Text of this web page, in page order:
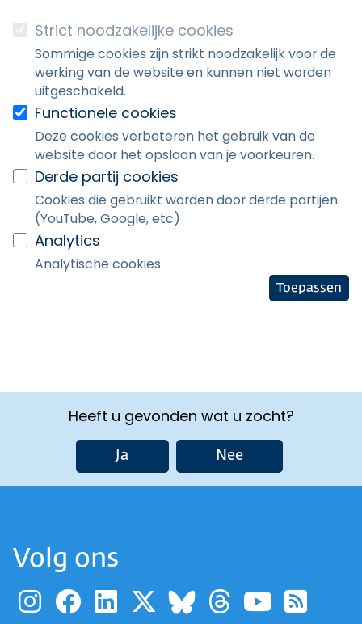
Strict noodzakelijke cookies
Sommige cookies zijn strikt noodzakelijk voor de
werking van de website en kunnen niet worden
uitgeschakeld.
Functionele cookies
Deze cookies verbeteren het gebruik van de
website door het opslaan van je voorkeuren.
Derde partij cookies
Cookies die gebruikt worden door derde partijen.
(YouTube, Google, etc)
Analytics
Analytische cookies
Toepassen
Heeft u gevonden wat u zocht?
Ja Nee
Volg ons
Ga naar de pagina van
Ga naar de pagina
Ga naar de
Ga naar de
Ga naar de
Ga naar
Ga